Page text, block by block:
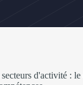
d'activité :